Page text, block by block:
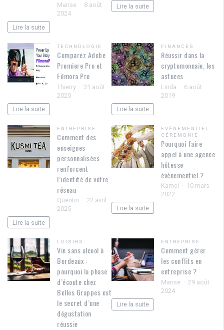
Marise
8 août
2024
Lire la suite
Lire la suite
TECHNOLOGIE
Comparez Adobe
Premiere Pro et
Filmora Pro
Thierry
31 août
2020
Lire la suite
FINANCES
Réussir dans la
cryptomonnaie, les
astuces
Linda
6 août
2019
Lire la suite
ENTREPRISE
Comment des
enseignes
personnalisées
renforcent
l’identité de votre
réseau
Quentin
22 avril
2025
Lire la suite
EVÈNEMENTIEL
CÉREMONIE
Pourquoi faire
appel à une agence
hôtesse
évènementiel ?
Kamel
10 mars
2022
Lire la suite
LOISIRS
Vin sans alcool à
Bordeaux :
pourquoi la phase
d’écoute chez
Belles Grappes est
le secret d’une
dégustation
réussie
ENTREPRISE
Comment gérer
les conflits en
entreprise ?
Marise
29 août
2024
Lire la suite